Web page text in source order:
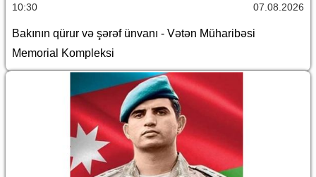
10:30 07.08.2026
Bakının qürur və şərəf ünvanı - Vətən Müharibəsi
Memorial Kompleksi